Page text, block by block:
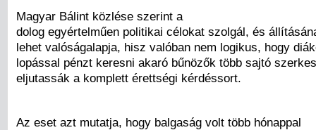
Magyar Bálint közlése szerint a
dolog egyértelműen politikai célokat szolgál, és
lehet valóságalapja, hisz valóban nem logikus, hogy
lopással pénzt keresni akaró bűnözők több sajtó
eljutassák a komplett érettségi kérdéssort.
Az eset azt mutatja, hogy balgaság volt több hónappal